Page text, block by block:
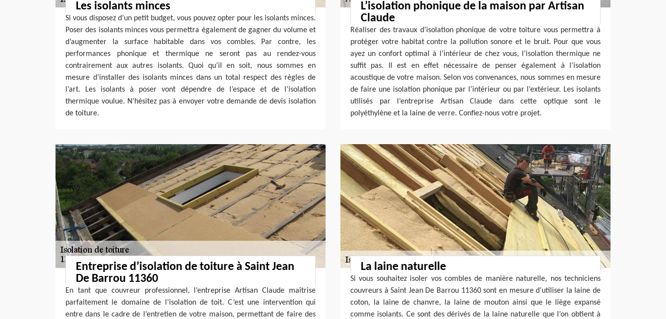
Les isolants minces
Si vous disposez d’un petit budget, vous pouvez opter pour les isolants minces.
Poser des isolants minces vous permettra également de gagner du volume et
d’augmenter la surface habitable dans vos combles. Par contre, les
performances phonique et thermique ne seront pas au rendez-vous
contrairement aux autres isolants. Quoi qu’il en soit, nous sommes en
mesure d’installer des isolants minces dans un total respect des règles de
l’art. Les isolants à poser vont dépendre de l’espace et de l’isolation
thermique voulue. N’hésitez pas à envoyer votre demande de devis isolation
de toiture.
L’isolation phonique de la maison par Artisan
Claude
Réaliser des travaux d’isolation phonique de votre toiture vous permettra à
protéger votre habitat contre la pollution sonore et le bruit. Pour que vous
ayez un confort optimal à l’intérieur de chez vous, l’isolation thermique ne
suffit pas. Il est en effet nécessaire de penser également à l’isolation
acoustique de votre maison. Selon vos convenances, nous sommes en mesure
de faire une isolation phonique par l’intérieur ou par l’extérieur. Les isolants
utilisés par l’entreprise Artisan Claude dans cette optique sont le
polyéthylène et la laine de verre. Confiez-nous votre projet.
Entreprise d’isolation de toiture à Saint Jean
De Barrou 11360
En tant que couvreur professionnel, l’entreprise Artisan Claude maîtrise
parfaitement le domaine de l’isolation de toit. C’est une intervention qui
entre dans le cadre de l’entretien de votre maison, permettant de faire des
La laine naturelle
Si vous souhaitez isoler vos combles de manière naturelle, nos techniciens
couvreurs à Saint Jean De Barrou 11360 sont en mesure d’utiliser la laine de
coton, la laine de chanvre, la laine de mouton ainsi que le liège expansé
comme isolants. Ce sont des dérivés de la laine naturelle que l’on obtient à